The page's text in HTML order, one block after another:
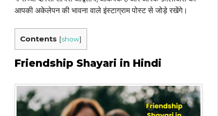
आपकी अकेलेपन की भावना वाले इंस्टाग्राम पोस्ट से जोड़े रखेंगे।
Contents [show]
Friendship Shayari in Hindi